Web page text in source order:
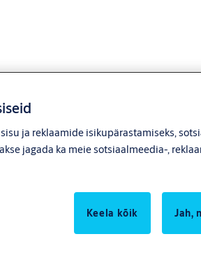
Mobiilne juurdepääsukontroll:
ja reklaamide isikupärastamiseks,
jagada ka meie sotsiaalmeedia-,
Keela kõik Jah,